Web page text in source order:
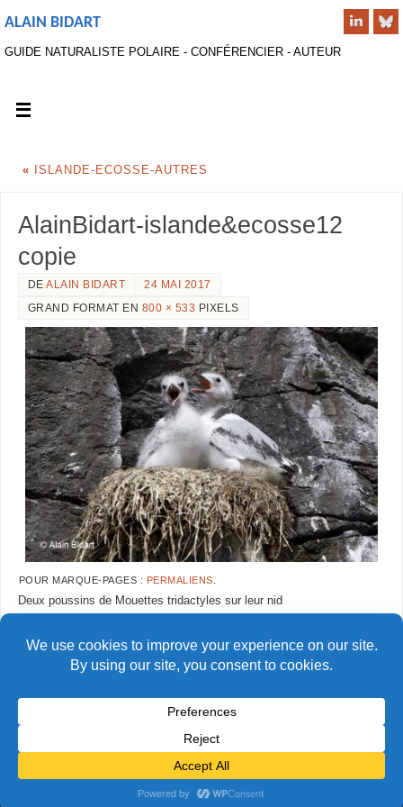
ALAIN BIDART
GUIDE NATURALISTE POLAIRE - CONFÉRENCIER - AUTEUR
« ISLANDE-ECOSSE-AUTRES
AlainBidart-islande&ecosse12
copie
DEALAIN BIDART
24 MAI 2017
GRAND FORMAT EN 800 × 533 PIXELS
POUR MARQUE-PAGES : PERMALIENS
Deux poussins de Mouettes tridactyles sur leur nid
AlainBidart-islande&ecosse11
AlainBidart-islande&ecosse13
© Alain Bidart (2026) - Tous droits réservés
FIÈREMENT PROPULSÉ PARPARABOLA&